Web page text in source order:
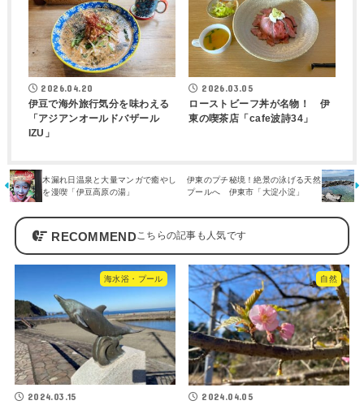
2026.04.20
伊豆で海外旅行気分を味わえる
「アジアンオールドバザール
IZU」
2026.03.05
ローストビーフ丼が名物！ 伊
東の喫茶店「cafe波詩34」
木漏れ日温泉と大量マンガで癒やし
を漫喫「伊豆高原の湯」
伊東のプチ秘境！絶景の泳げる天然
プールへ 伊東市「大淀小淀」
RECOMMEND
海水浴・プール
2024.03.15
自然
2024.04.05